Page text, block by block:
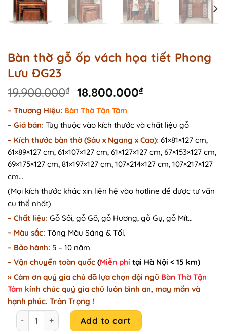
Bàn thờ gỗ ốp vách họa tiết Phong
Lưu ĐG23
19.900.000₫
Original
price
was:
19.900.000₫.
18.800.000₫Current
18.800.000₫.
– Thương Hiệu: Bàn Thờ Tận Tâm
– Giá bán: Tùy thuộc vào kích thước và chất liệu gỗ
– Kích thước bàn thờ (Sâu x Ngang x Cao): 61×81×127 cm,
61×89×127 cm, 61×107×127 cm, 61×127×127 cm, 67×153×127 cm,
69×175×127 cm, 81×197×127 cm, 107×214×127 cm, 107×217×127
cm…
(Mọi kích thước khác xin liên hệ vào hotline để được tư vấn
cụ thể nhất)
– Chất liệu: Gỗ Sồi, gỗ Gõ, gỗ Hương, gỗ Gụ, gỗ Mít…
– Màu sắc: Tông Màu Sáng & Tối.
– Bảo hành: 5 – 10 năm
– Vận chuyển toàn quốc (Miễn phí tại Hà Nội < 15 km)
» Cảm ơn quý gia chủ đã lựa chọn đội ngũ Bàn Thờ Tận
Tâm kính chúc quý gia chủ luôn bình an, may mắn và
hạnh phúc. Trân Trọng !
Bàn thờ gỗ ốp vách họa tiết Phong Lưu ĐG23 quantity
Add to cart